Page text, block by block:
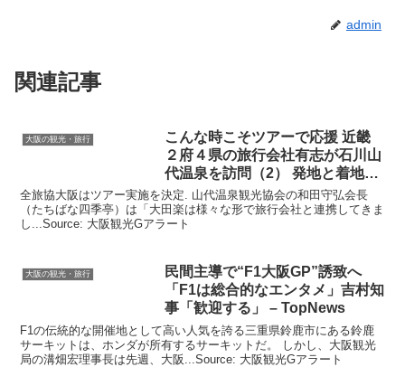
admin
関連記事
大阪の観光・旅行
こんな時こそツアーで応援 近畿
２府４県の旅行会社有志が石川山
代温泉を訪問（2） 発地と着地協
…
全旅協大阪はツアー実施を決定. 山代温泉観光協会の和田守弘会長
（たちばな四季亭）は「大田楽は様々な形で旅行会社と連携してきま
し...Source: 大阪観光Gアラート
大阪の観光・旅行 民間主導で“F1大阪GP”誘致へ
「F1は総合的なエンタメ」吉村知
事「歓迎する」 – TopNews
F1の伝統的な開催地として高い人気を誇る三重県鈴鹿市にある鈴鹿
サーキットは、ホンダが所有するサーキットだ。 しかし、大阪観光
局の溝畑宏理事長は先週、大阪...Source: 大阪観光Gアラート